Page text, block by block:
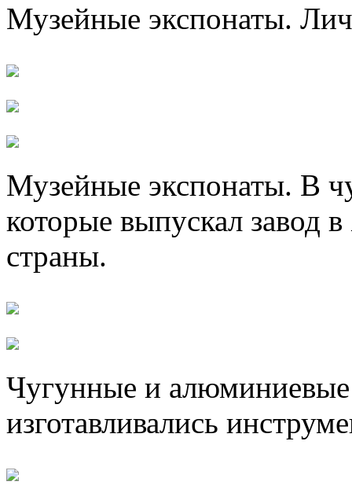
Музейные экспонаты.
Музейные экспонаты. В
которые выпускал завод
страны.
Чугунные и алюминиевые
изготавливались